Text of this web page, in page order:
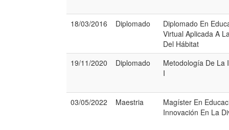
18/03/2016 Diplomado
Diplomado En
Virtual Aplicada A
Del Hábitat
19/11/2020
Diplomado
Metodología De La
I
03/05/2022 Maestria
Magíster En
Innovación En La